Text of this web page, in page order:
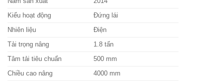
Kiểu hoạt động
Đứng lái
Nhiên liệu
Điện
Tải trọng nâng
1.8 tấn
Tâm tải tiêu chuẩn
500 mm
Chiều cao nâng
4000 mm